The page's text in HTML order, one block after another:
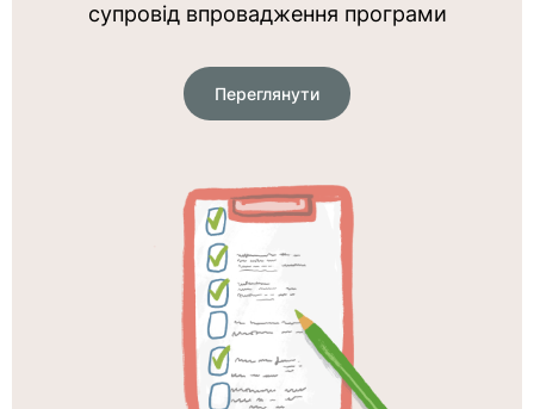
супровід впровадження програми
Переглянути